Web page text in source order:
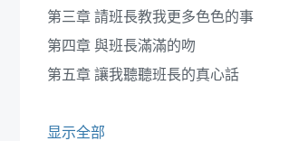
第三章 請班長教我更多色色的事
第四章 與班長滿滿的吻
第五章 讓我聽聽班長的真心話
显示全部